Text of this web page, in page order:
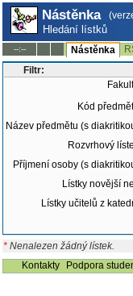
Nástěnka
Hledání lístků
--:-- Nástěnka
Filtr:
Kód
Název předmětu (s
Rozvrhový
Příjmení osoby (s
Lístky novější
Lístky učitelů z
* Nenalezen žádný lístek.
Kontakty
Podpora